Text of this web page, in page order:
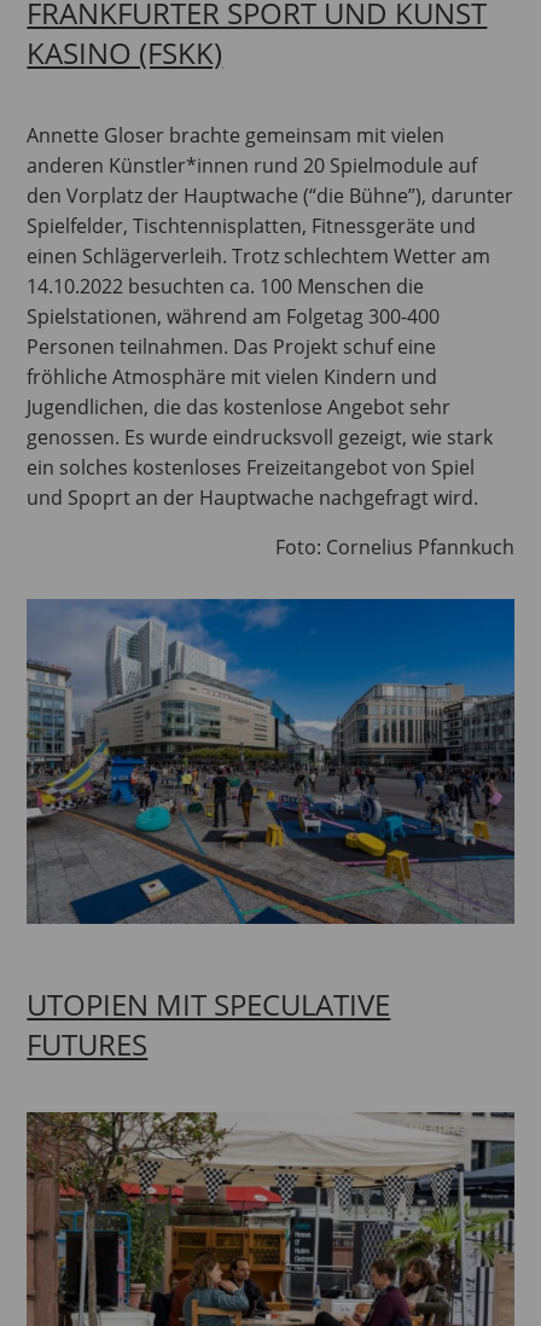
FRANKFURTER SPORT UND KUNST
KASINO (FSKK)
Annette Gloser brachte gemeinsam mit vielen
anderen Künstler*innen rund 20 Spielmodule auf
den Vorplatz der Hauptwache (“die Bühne”), darunter
Spielfelder, Tischtennisplatten, Fitnessgeräte und
einen Schlägerverleih. Trotz schlechtem Wetter am
14.10.2022 besuchten ca. 100 Menschen die
Spielstationen, während am Folgetag 300-400
Personen teilnahmen. Das Projekt schuf eine
fröhliche Atmosphäre mit vielen Kindern und
Jugendlichen, die das kostenlose Angebot sehr
genossen. Es wurde eindrucksvoll gezeigt, wie stark
ein solches kostenloses Freizeitangebot von Spiel
und Spoprt an der Hauptwache nachgefragt wird.
Foto: Cornelius Pfannkuch
UTOPIEN MIT SPECULATIVE
FUTURES